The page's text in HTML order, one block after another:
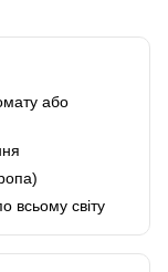
або
всьому світу